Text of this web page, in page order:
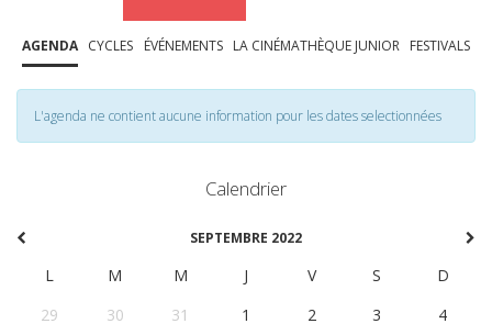
AGENDA CYCLES ÉVÉNEMENTS LA CINÉMATHÈQUE JUNIOR FESTIVALS
L'agenda ne contient aucune information pour les dates selectionnées
Calendrier
SEPTEMBRE 2022
L M M J V S
D
29
30 31 1 2 3
4